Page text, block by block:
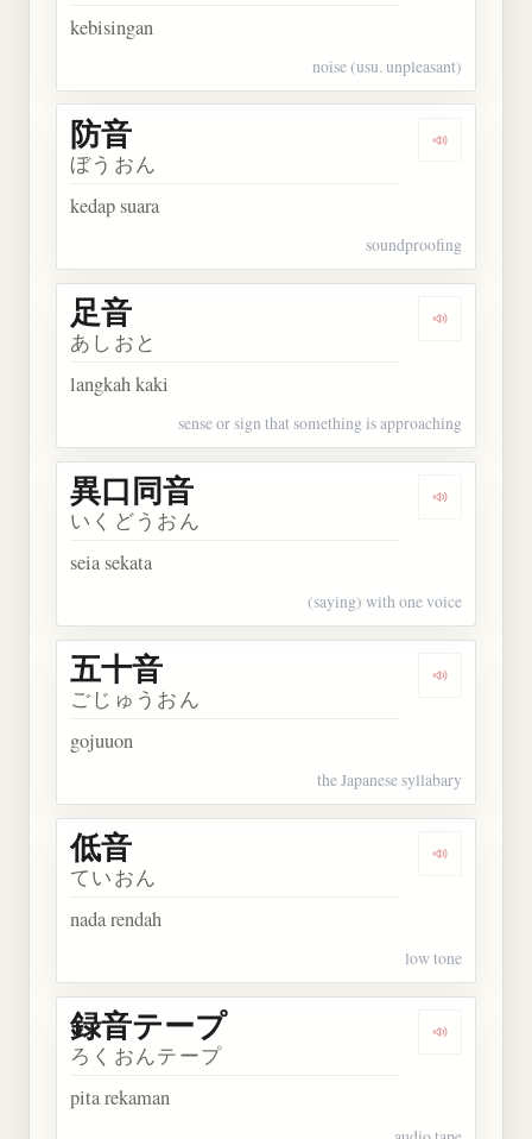
kebisingan
noise (usu. unpleasant)
Dengarkan
防音
ぼうおん
kedap suara
soundproofing
Dengarkan
足音
あしおと
langkah kaki
sense or sign that something is approaching
Dengarkan
異口同音
いくどうおん
seia sekata
(saying) with one voice
Dengarkan
五十音
ごじゅうおん
gojuuon
the Japanese syllabary
Dengarkan
低音
ていおん
nada rendah
low tone
Dengarkan
録音テープ
ろくおんテープ
pita rekaman